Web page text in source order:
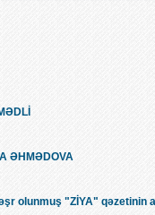
ƏHMƏDOVA
olunmuş "ZİYA" qəzetinin